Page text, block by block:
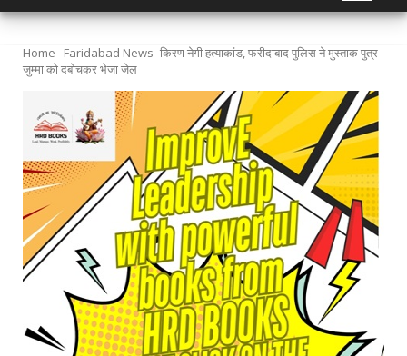
Home Faridabad News किरण नेगी हत्याकांड, फरीदाबाद पुलिस ने मुस्ताक पुत्र
जुम्मा को दबोचकर भेजा जेल